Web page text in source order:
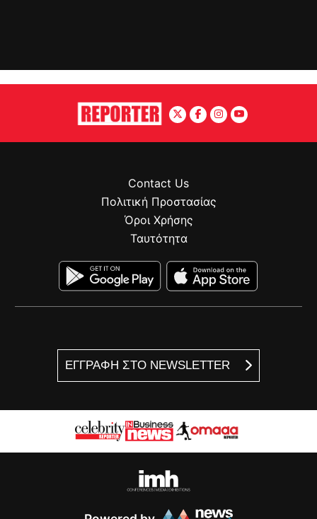
ΕΓΓΡΑΦΗ ΣΤΟ NEWSLETTER
Contact Us
Πολιτική Προστασίας
Όροι Χρήσης
Ταυτότητα